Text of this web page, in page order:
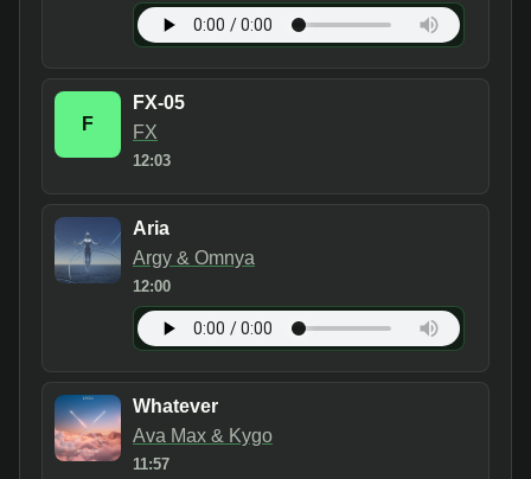
F
FX-05
FX
12:03
Aria
Argy & Omnya
12:00
Whatever
Ava Max & Kygo
11:57